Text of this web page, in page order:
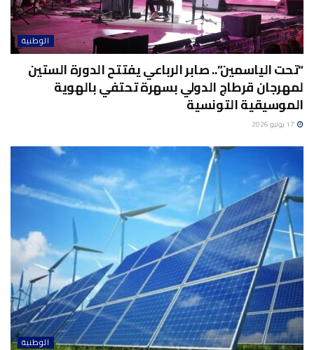
الوطنية
“تحت الياسمين”.. صابر الرباعي يفتتح الدورة الستين
لمهرجان قرطاج الدولي بسهرة تحتفي بالهوية
الموسيقية التونسية
الوطنية